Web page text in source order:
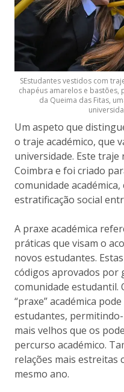
SEstudantes vestidos com
chapéus amarelos e
da Queima das Fitas,
Um aspeto que
o traje académico, que
universidade. Este
Coimbra e foi criado
comunidade
estratificação social
A praxe académica
práticas que visam o
novos estudantes.
códigos aprovados por
comunidade estudantil.
“praxe” académica
estudantes,
mais velhos que os
percurso académico.
relações mais estreitas
mesmo ano.